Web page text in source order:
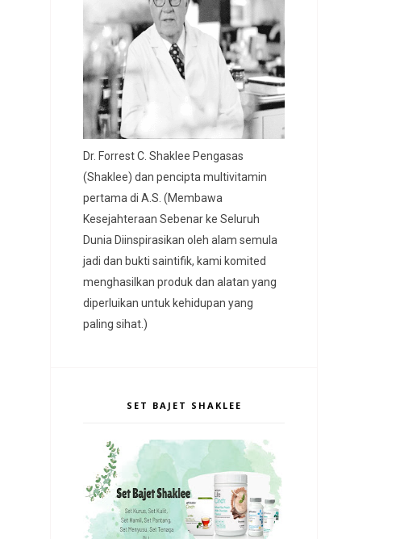
Dr. Forrest C. Shaklee Pengasas
(Shaklee) dan pencipta multivitamin
pertama di A.S. (Membawa
Kesejahteraan Sebenar ke Seluruh
Dunia Diinspirasikan oleh alam semula
jadi dan bukti saintifik, kami komited
menghasilkan produk dan alatan yang
diperluikan untuk kehidupan yang
paling sihat.)
SET BAJET SHAKLEE